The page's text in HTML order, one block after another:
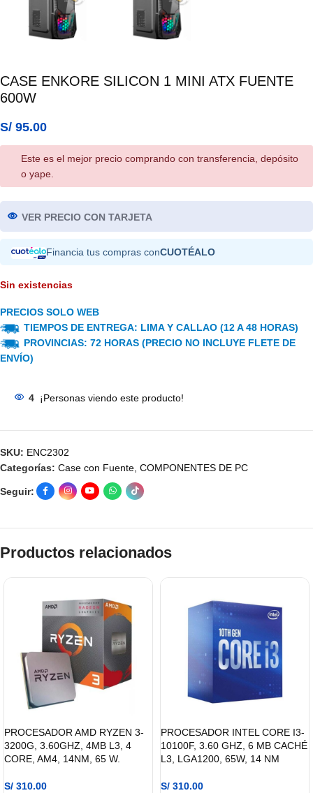
CASE ENKORE SILICON 1 MINI ATX FUENTE
600W
S/ 95.00
Este es el mejor precio comprando con transferencia, depósito
o yape.
VER PRECIO CON TARJETA
Financia tus compras conCUOTÉALO
Sin existencias
PRECIOS SOLO WEB
TIEMPOS DE ENTREGA: LIMA Y CALLAO (12 A 48 HORAS)
PROVINCIAS: 72 HORAS (PRECIO NO INCLUYE FLETE DE
ENVÍO)
4 ¡Personas viendo este producto!
SKU: ENC2302
Categorías: Case con Fuente, COMPONENTES DE PC
Seguir:
Productos relacionados
PROCESADOR AMD RYZEN 3-
3200G, 3.60GHZ, 4MB L3, 4
CORE, AM4, 14NM, 65 W.
S/ 310.00
PROCESADOR INTEL CORE I3-
10100F, 3.60 GHZ, 6 MB CACHÉ
L3, LGA1200, 65W, 14 NM
S/ 310.00